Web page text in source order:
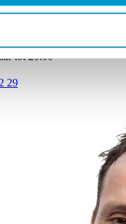
tot 20:00
29